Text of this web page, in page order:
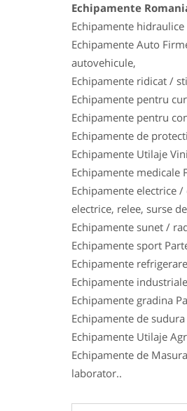
Echipamente
Echipamente
Echipamente Auto
autovehicule,
Echipamente ridicat /
Echipamente pentru
Echipamente pentru
Echipamente de
Echipamente Utilaje
Echipamente medicale
Echipamente electrice
electrice, relee, surse
Echipamente sunet /
Echipamente sport
Echipamente
Echipamente
Echipamente gradina
Echipamente de
Echipamente Utilaje
Echipamente de
laborator..